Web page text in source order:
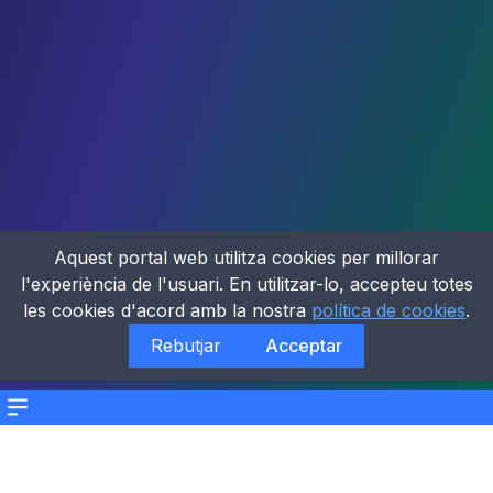
Menu
Aquest portal web utilitza cookies per millorar
l'experiència de l'usuari. En utilitzar-lo, accepteu totes
les cookies d'acord amb la nostra política de cookies.
Rebutjar
Acceptar